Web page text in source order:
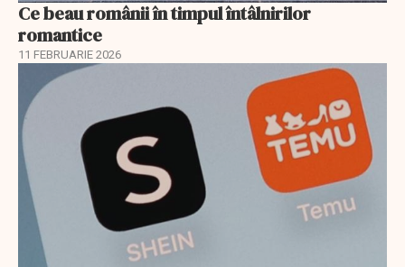
Ce beau românii în timpul întâlnirilor
romantice
11 FEBRUARIE 2026